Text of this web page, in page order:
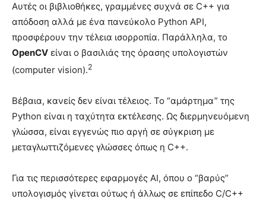
Αυτές οι βιβλιοθήκες, γραμμένες συχνά σε C++ για
απόδοση αλλά με ένα πανεύκολο Python API,
προσφέρουν την τέλεια ισορροπία. Παράλληλα, το
OpenCV είναι ο βασιλιάς της όρασης υπολογιστών
(computer vision).2
Βέβαια, κανείς δεν είναι τέλειος. Το “αμάρτημα” της
Python είναι η ταχύτητα εκτέλεσης. Ως διερμηνευόμενη
γλώσσα, είναι εγγενώς πιο αργή σε σύγκριση με
μεταγλωττιζόμενες γλώσσες όπως η C++.
Για τις περισσότερες εφαρμογές AI, όπου ο “βαρύς”
υπολογισμός γίνεται ούτως ή άλλως σε επίπεδο C/C++